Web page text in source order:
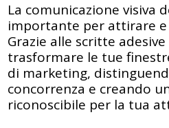
La comunicazione visiva
importante per attirare e
Grazie alle scritte
trasformare le tue
di marketing,
concorrenza e creando
riconoscibile per la tua